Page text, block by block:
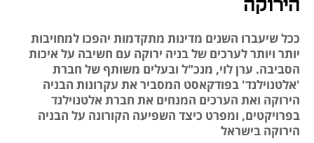
הירוקה
ככל שיעברו השנים מדינות מתקדמות יהפכו למחויבות
יותר ויותר לערכים של בניה ירוקה עם חשיבה על איכות
הסביבה. ערן לוי, מנכ"ל ובעלים משותף של חברת
'אלטנוילנד' בפודקאסט המסביר את עקרונות הבניה
הירוקה ואת הערכים המנחים את חברת אלטנוילנד
בפרויקטים, ומפרט כיצד השפיעה הקורונה על הבניה
הירוקה בישראל